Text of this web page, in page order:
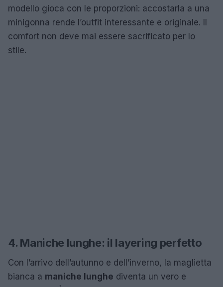
modello gioca con le proporzioni: accostarla a una
minigonna rende l’outfit interessante e originale. Il
comfort non deve mai essere sacrificato per lo
stile.
4. Maniche lunghe: il layering perfetto
Con l’arrivo dell’autunno e dell’inverno, la maglietta
bianca a maniche lunghe diventa un vero e